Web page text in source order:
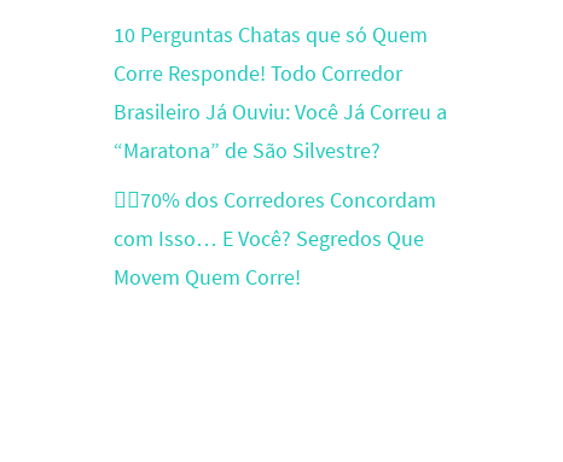
10 Perguntas Chatas que só Quem
Corre Responde! Todo Corredor
Brasileiro Já Ouviu: Você Já Correu a
“Maratona” de São Silvestre?
🏃‍♂️70% dos Corredores Concordam
com Isso… E Você? Segredos Que
Movem Quem Corre!